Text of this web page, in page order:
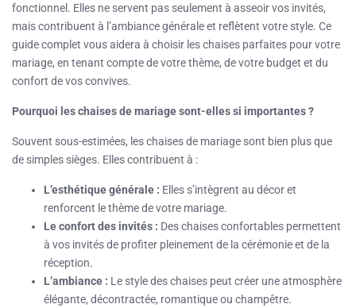
fonctionnel. Elles ne servent pas seulement à asseoir vos invités,
mais contribuent à l’ambiance générale et reflètent votre style. Ce
guide complet vous aidera à choisir les chaises parfaites pour votre
mariage, en tenant compte de votre thème, de votre budget et du
confort de vos convives.
Pourquoi les chaises de mariage sont-elles si importantes ?
Souvent sous-estimées, les chaises de mariage sont bien plus que
de simples sièges. Elles contribuent à :
L’esthétique générale : Elles s’intègrent au décor et
renforcent le thème de votre mariage.
Le confort des invités : Des chaises confortables permettent
à vos invités de profiter pleinement de la cérémonie et de la
réception.
L’ambiance : Le style des chaises peut créer une atmosphère
élégante, décontractée, romantique ou champêtre.